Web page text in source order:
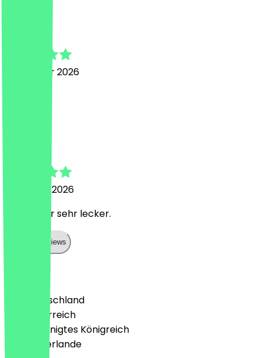
16. Februar 2026
19. Januar 2026
Wie immer sehr lecker.
Show all reviews
🇩🇪 Deutschland
🇦🇹 Österreich
🇬🇧 Vereinigtes Königreich
🇳🇱 Niederlande